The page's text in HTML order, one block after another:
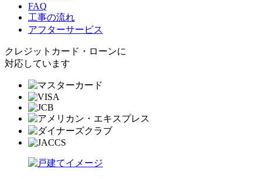
FAQ
工事の流れ
アフターサービス
クレジットカード・ローンに
対応しています